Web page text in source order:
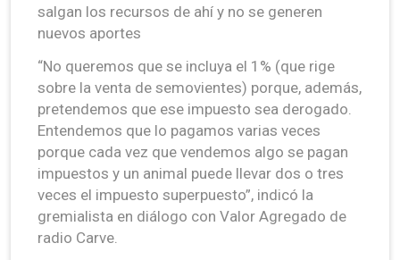
salgan los recursos de ahí y no se generen
nuevos aportes
“No queremos que se incluya el 1% (que rige
sobre la venta de semovientes) porque, además,
pretendemos que ese impuesto sea derogado.
Entendemos que lo pagamos varias veces
porque cada vez que vendemos algo se pagan
impuestos y un animal puede llevar dos o tres
veces el impuesto superpuesto”, indicó la
gremialista en diálogo con Valor Agregado de
radio Carve.